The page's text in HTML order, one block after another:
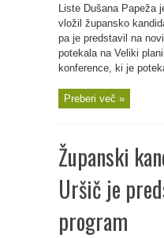
Liste Dušana Papeža
vložil župansko
pa je predstavil na
potekala na Veliki
konference, ki je
Preberi več »
Županski
Uršič je
program